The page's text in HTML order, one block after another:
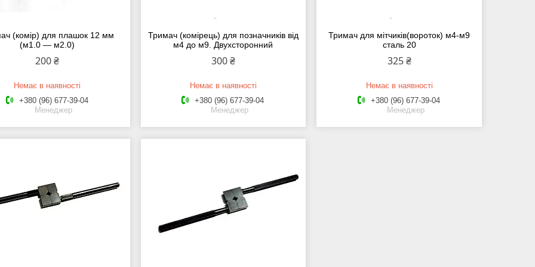
(комір) для плашок 12 мм
(м1.0 — м2.0)
200 ₴
Немає в наявності
+380 (96) 677-39-04
Менеджер
Тримач (комірець) для позначників від
м4 до м9. Двухсторонний
300 ₴
Немає в наявності
+380 (96) 677-39-04
Менеджер
Тримач для мітчиків(вороток) м4-м9
сталь 20
325 ₴
Немає в наявності
+380 (96) 677-39-04
Менеджер